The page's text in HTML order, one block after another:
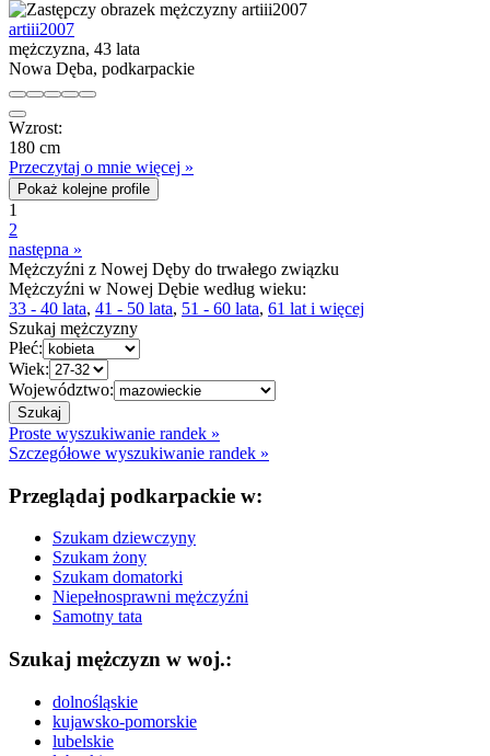
artiii2007
mężczyzna, 43 lata
Nowa Dęba, podkarpackie
Wzrost:
180 cm
Przeczytaj o mnie więcej »
Pokaż kolejne profile
1
2
następna »
Mężczyźni z Nowej Dęby do trwałego związku
Mężczyźni w Nowej Dębie według wieku:
33 - 40 lata, 41 - 50 lata, 51 - 60 lata, 61 lat i więcej
Szukaj mężczyzny
Płeć:
Wiek:
Województwo:
Proste wyszukiwanie randek »
Szczegółowe wyszukiwanie randek »
Przeglądaj podkarpackie w:
Szukam dziewczyny
Szukam żony
Szukam domatorki
Niepełnosprawni mężczyźni
Samotny tata
Szukaj mężczyzn w woj.:
dolnośląskie
kujawsko-pomorskie
lubelskie